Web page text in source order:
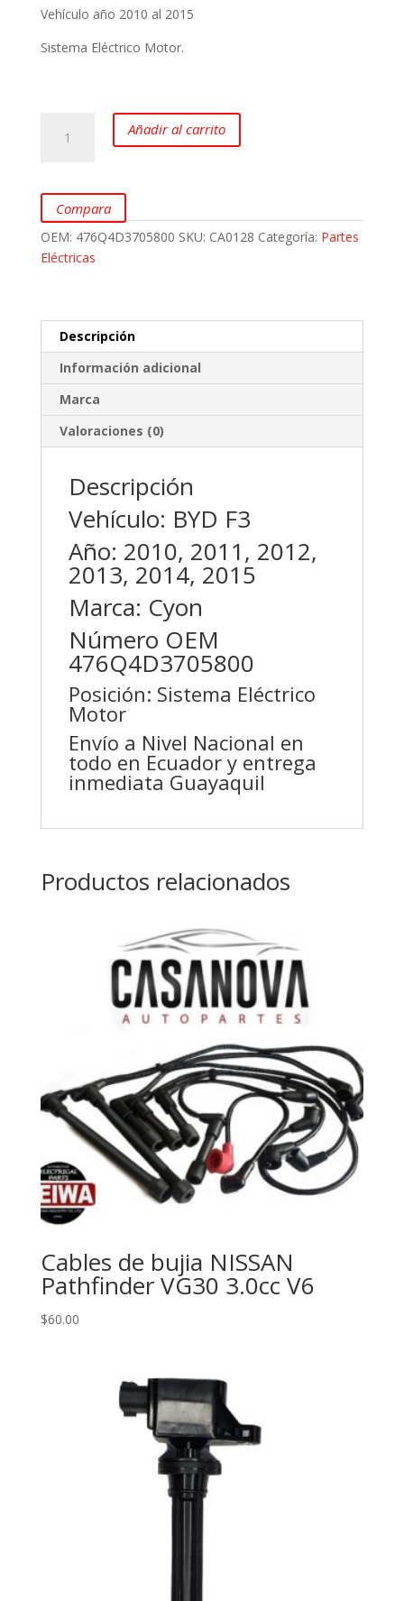
Vehículo año 2010 al 2015
Sistema Eléctrico Motor.
CYON
cantidad
Añadir al carrito
Compara
OEM: 476Q4D3705800 SKU: CA0128 Categoría: Partes
Eléctricas
Descripción
Información adicional
Marca
Valoraciones (0)
Descripción
Vehículo: BYD F3
Año: 2010, 2011, 2012,
2013, 2014, 2015
Marca: Cyon
Número OEM
476Q4D3705800
Posición: Sistema Eléctrico
Motor
Envío a Nivel Nacional en
todo en Ecuador y entrega
inmediata Guayaquil
Productos relacionados
Cables de bujia NISSAN
Pathfinder VG30 3.0cc V6
$60.00